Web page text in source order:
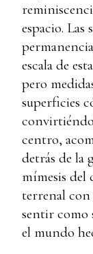
espacio.
escala de
pero
superficies
centro,
detrás de la
mímesis del
terrenal con
sentir como
el mundo